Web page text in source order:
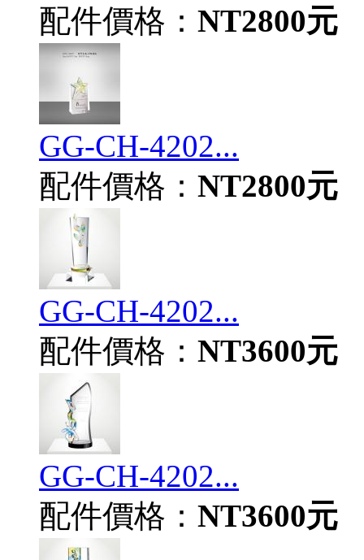
配件價格： NT2800元
GG-CH-4202...
配件價格： NT2800元
GG-CH-4202...
配件價格： NT3600元
GG-CH-4202...
配件價格： NT3600元